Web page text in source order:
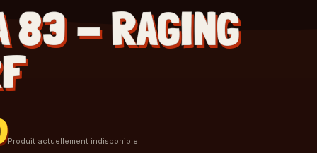
83 - RAGING
Produit actuellement indisponible